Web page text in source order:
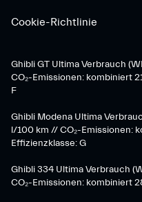
Cookie-Richtlinie
Ghibli GT Ultima Verbrauch
CO₂-Emissionen: kombiniert
F
Ghibli Modena Ultima
l/100 km // CO₂-Emissionen:
Effizienzklasse: G
Ghibli 334 Ultima Verbrauch
CO₂-Emissionen: kombiniert